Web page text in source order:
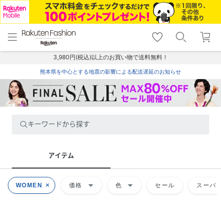
menu home
トップ
shopping_cart lock_outline
ログイン
3,980円(税込)以上のお買い物で送料無料！
熊本県を中心とする地震の影響による配送遅延のお知らせ
キーワードから探す
アイテム
WOMEN 価格 arrow_drop_down 色 arrow_drop_down セール スーパ